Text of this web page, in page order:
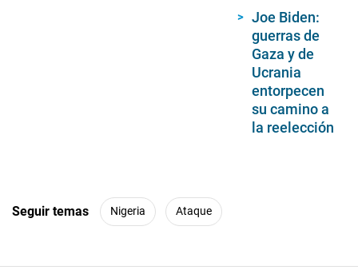
Joe Biden:
guerras de
Gaza y de
Ucrania
entorpecen
su camino a
la reelección
Seguir temas Nigeria Ataque